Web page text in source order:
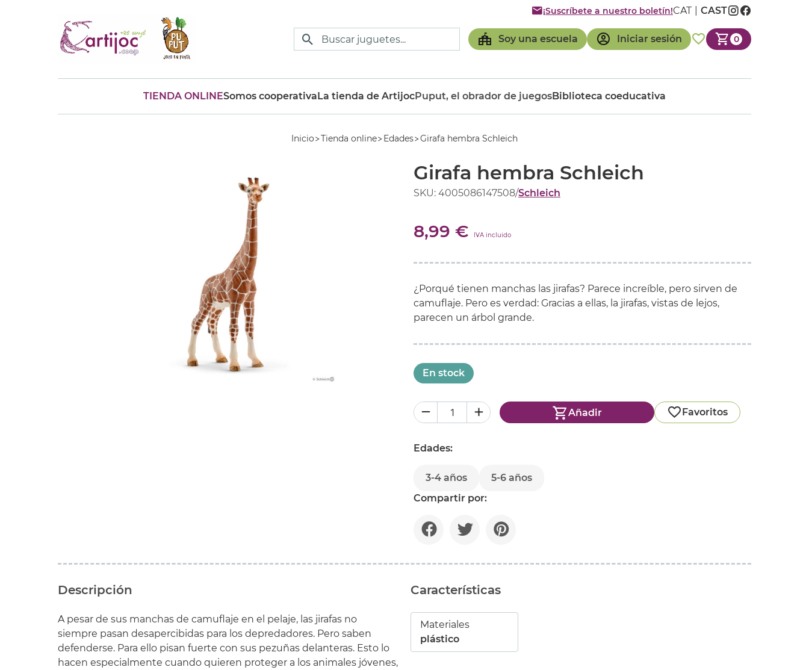
Soy una escuela Iniciar sesión 0
¡Suscríbete a nuestro boletín!CAT CAST
TIENDA ONLINESomos cooperativaLa tienda de ArtijocPuput, el obrador de juegosBiblioteca coeducativa
Inicio Tienda online Edades Girafa hembra Schleich
Girafa hembra Schleich
SKU: 4005086147508/Schleich
8,99 € IVA incluido
¿Porqué tienen manchas las jirafas? Parece increíble, pero sirven de
camuflaje. Pero es verdad: Gracias a ellas, la jirafas, vistas de lejos,
parecen un árbol grande.
En stock
Añadir Favoritos
Edades:
3-4 años
5-6 años
Compartir por:
Descripción
A pesar de sus manchas de camuflaje en el pelaje, las jirafas no
siempre pasan desapercibidas para los depredadores. Pero saben
defenderse. Para ello pisan fuerte con sus pezuñas delanteras. Esto lo
hacen especialmente cuando quieren proteger a los animales jóvenes,
Características
Materiales
plástico